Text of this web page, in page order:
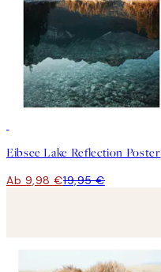
Eibsee Lake Reflection Poster
Ab 9,98 €19,95 €